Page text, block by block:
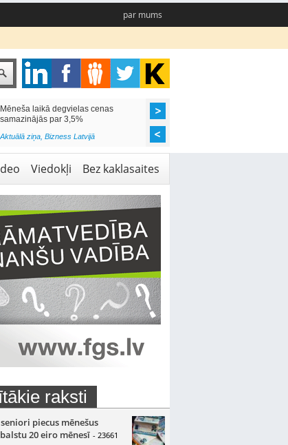
par mums
Mēneša laikā degvielas cenas
samazinājās par 3,5%
Aktuālā ziņa, Bizness Latvijā
Viedokļi Bez kaklasaites
raksti
piecus mēnešus
20 eiro mēnesī - 23661